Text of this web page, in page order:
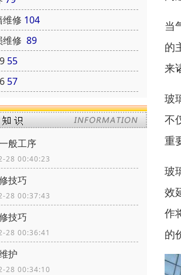
维修 104
维修 89
55
57
般工序
28 00:40:23
技巧
28 00:37:43
技巧
28 00:36:41
护
28 00:34:10
当
的
来
玻
不
重
玻
效
作
的